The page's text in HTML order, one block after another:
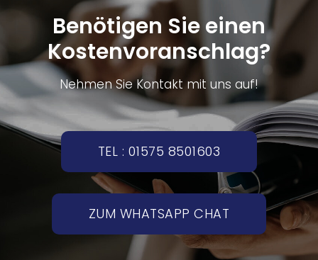
Benötigen Sie einen
Kostenvoranschlag?
Nehmen Sie Kontakt mit uns auf!
TEL : 01575 8501603
ZUM WHATSAPP CHAT